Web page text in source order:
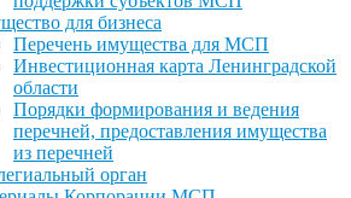
для бизнеса
Перечень имущества для МСП
Инвестиционная карта Ленинградской
области
Порядки формирования и ведения
перечней, предоставления имущества
из перечней
орган